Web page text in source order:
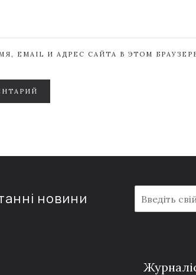
EMAIL И АДРЕС САЙТА В ЭТОМ
новини
m
a